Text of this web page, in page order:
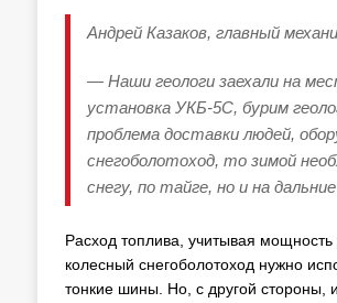
Андрей Казаков, главный
— Наши геологи заехали на
установка УКБ-5С, бурим
проблема доставки людей,
снегоболотоход, то зимой
снегу, по тайге, но и на
Расход топлива, учитывая
колесный снегоболотоход нужно
тонкие шины. Но, с другой стороны,